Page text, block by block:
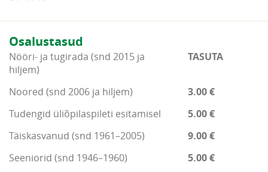
Osalustasud
Nööri- ja tugirada (snd 2015 ja
hiljem)
TASUTA
Noored (snd 2006 ja hiljem)
3.00 €
Tudengid üliõpilaspileti esitamisel
5.00 €
Täiskasvanud (snd 1961–2005)
9.00 €
Seeniorid (snd 1946–1960)
5.00 €